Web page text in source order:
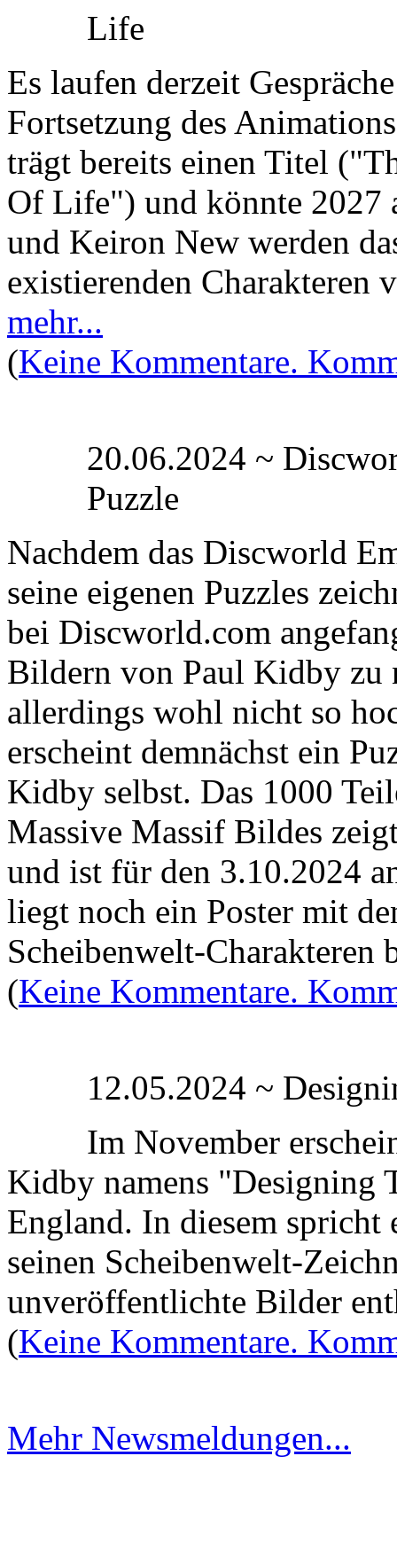
Life
Es laufen derzeit
Fortsetzung des
trägt bereits einen Titel
Of Life") und könnte 2027
und Keiron New werden
existierenden Charakteren
mehr...
(Keine Kommentare.
20.06.2024 ~
Puzzle
Nachdem das Discworld
seine eigenen Puzzles
bei Discworld.com
Bildern von Paul Kidby zu
allerdings wohl nicht so
erscheint demnächst ein
Kidby selbst. Das 1000
Massive Massif Bildes
und ist für den 3.10.2024
liegt noch ein Poster mit
Scheibenwelt-Charakteren
(Keine Kommentare.
12.05.2024 ~
Im November
Kidby namens "Designing
England. In diesem
seinen Scheibenwelt-
unveröffentlichte Bilder
(Keine Kommentare.
Mehr Newsmeldungen...